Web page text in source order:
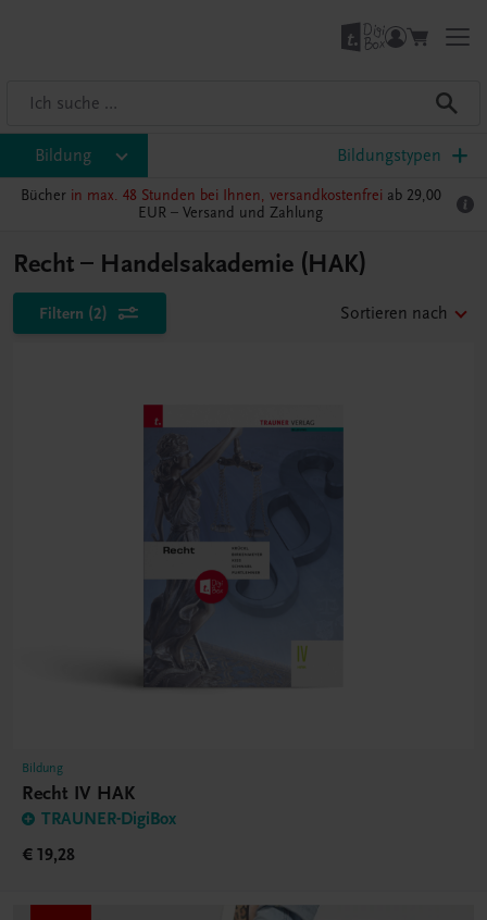
Bildung Bildungstypen
Bücher in max. 48 Stunden bei Ihnen, versandkostenfrei ab 29,00
EUR – Versand und Zahlung
Recht – Handelsakademie (HAK)
Filtern (2) Sortieren nach
Bildung
Recht IV HAK
TRAUNER-DigiBox
€ 19,28